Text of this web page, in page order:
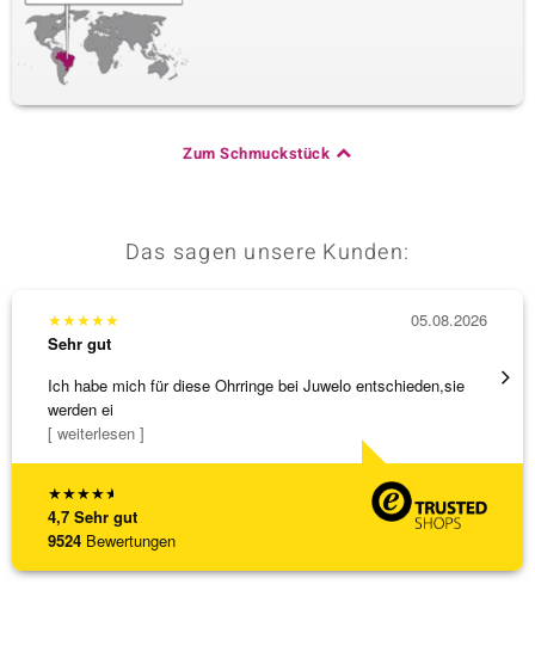
Zum Schmuckstück
Das sagen unsere Kunden:
★★★★★
4,7 Sehr gut
9524 Bewertungen
★★★★★
Sehr gut
Ich habe mich für diese Ohrringe bei Juwelo entschieden,sie
werden ei
[ weiterlesen ]
05.08.2026